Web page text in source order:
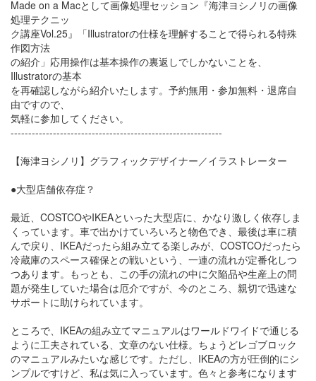
Made on a Macとして画像処理セッション『海津ヨシノリの画像
処理テクニッ
ク講座Vol.25』「Illustratorの仕様を理解することで得られる特殊
作図方法
の紹介」応用操作は基本操作の裏返しでしかないことを、
Illustratorの基本
を再確認しながら紹介いたします。予約無用・参加無料・退席自
由ですので、
気軽に参加してください。
------------------------------------------------------------
【海津ヨシノリ】グラフィックデザイナー／イラストレーター
●大型店舗依存症？
最近、COSTCOやIKEAといった大型店に、かなり激しく依存しま
くっています。車で出かけていろいろと物色でき、最後は車に積
んで戻り、IKEAだったら組み立てる楽しみが、COSTCOだったら
冷蔵庫のスペース確保との戦いという、一連の流れが定番化しつ
つあります。もっとも、この手の流れの中に欠陥品や生産上の問
題が発生していた場合は厄介ですが、今のところ、親切で迅速な
サポートに助けられています。
ところで、IKEAの組み立てマニュアルはワールドワイドで通じる
ように工夫されている、文章のない仕様。ちょうどレゴブロック
のマニュアルみたいな感じです。ただし、IKEAの方が圧倒的にシ
ンプルですけど、私は気に入っています。色々と参考になります